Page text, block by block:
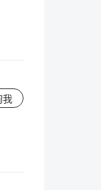
我
划